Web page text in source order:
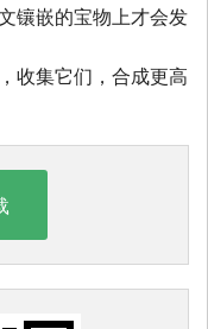
镶嵌的宝物上才会发
收集它们，合成更高